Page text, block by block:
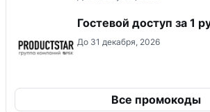
Гостевой доступ за 1
До 31 декабря, 2026
Все промокоды